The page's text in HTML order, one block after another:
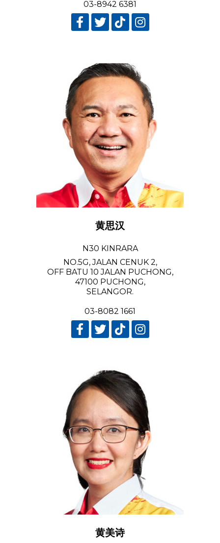
03-8942 6381
黄思汉
N30 KINRARA
NO.5G, JALAN CENUK 2,
OFF BATU 10 JALAN PUCHONG,
47100 PUCHONG,
SELANGOR.
03-8082 1661
黄美诗